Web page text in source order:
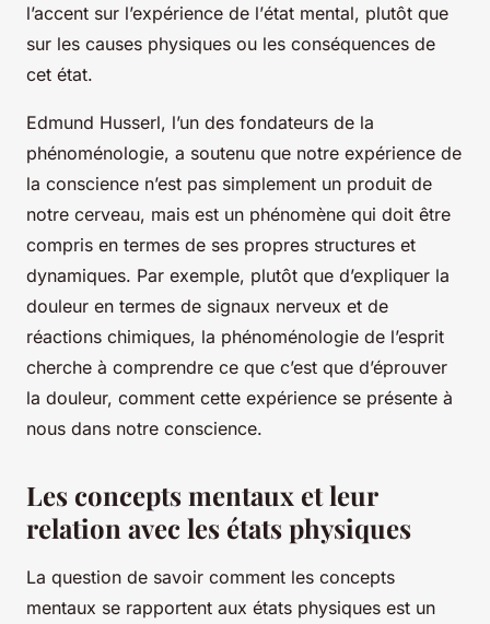
l’accent sur l’expérience de l’état mental, plutôt que
sur les causes physiques ou les conséquences de
cet état.
Edmund Husserl, l’un des fondateurs de la
phénoménologie, a soutenu que notre expérience de
la conscience n’est pas simplement un produit de
notre cerveau, mais est un phénomène qui doit être
compris en termes de ses propres structures et
dynamiques. Par exemple, plutôt que d’expliquer la
douleur en termes de signaux nerveux et de
réactions chimiques, la phénoménologie de l’esprit
cherche à comprendre ce que c’est que d’éprouver
la douleur, comment cette expérience se présente à
nous dans notre conscience.
Les concepts mentaux et leur
relation avec les états physiques
La question de savoir comment les concepts
mentaux se rapportent aux états physiques est un